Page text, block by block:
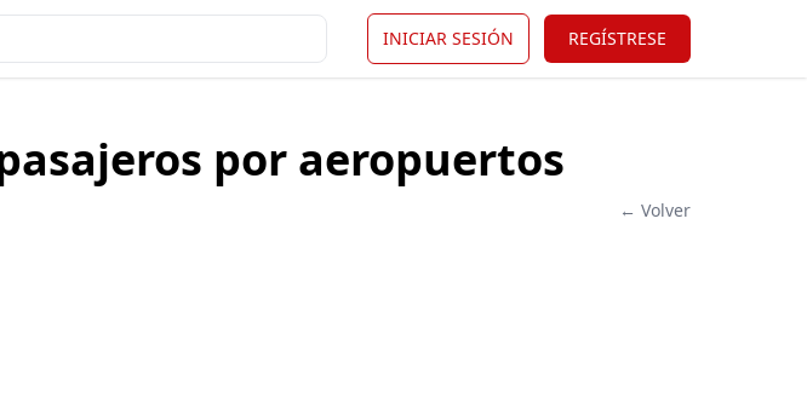
INICIAR SESIÓN REGÍSTRESE
por aeropuertos
← Volver